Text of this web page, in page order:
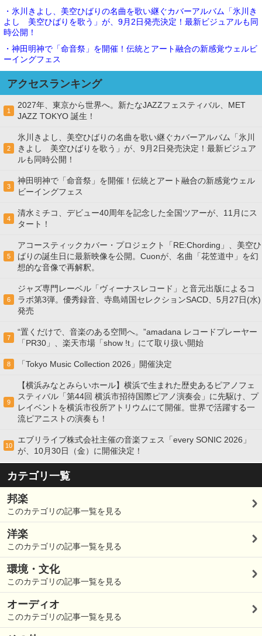
・氷川きよし、美空ひばりの名曲を歌い継ぐカバーアルバム「氷川き
よし 美空ひばりを歌う」が、9月2日発売決定！最新ビジュアルも同
時公開！
・神田明神で「命音祭」を開催！伝統とアート融合の新感覚ウェルビ
ーイングフェス
アクセスランキング
1
2027年、東京から世界へ。新たなJAZZフェスティバル、MET
JAZZ TOKYO 誕生！
2
氷川きよし、美空ひばりの名曲を歌い継ぐカバーアルバム「氷川
きよし 美空ひばりを歌う」が、9月2日発売決定！最新ビジュア
ルも同時公開！
3
神田明神で「命音祭」を開催！伝統とアート融合の新感覚ウェル
ビーイングフェス
4
清水ミチコ、デビュー40周年を記念した全国ツアーが、11月にス
タート！
5
アコースティックカバー・プロジェクト「RE:Chording」、美空ひ
ばりの誕生日に最新映像を公開。Cuonが、名曲「花笠道中」を幻
想的な音像で再解釈。
6
ジャズ専門レーベル「ヴィーナスレコード」と音元出版によるコ
ラボ第3弾。優秀録音、寺島靖国セレクションSACD、5月27日(水)
発売
7
“置くだけで、音楽のある空間へ。”amadana レコードプレーヤー
「PR30」、楽天市場「show !t」にて取り扱い開始
8 「Tokyo Music Collection 2026」開催決定
9
【横浜みなとみらいホール】横浜で生まれた歴史あるピアノフェ
スティバル「第44回 横浜市招待国際ピアノ演奏会」に先駆け、プ
レイベントを横浜市役所アトリウムにて開催。世界で活躍する一
流ピアニストの演奏も！
10
エブリライブ株式会社主催の音楽フェス「every SONIC 2026」
が、10月30日（金）に開催決定！
カテゴリ一覧
邦楽
このカテゴリの記事一覧を見る
洋楽
このカテゴリの記事一覧を見る
環境・文化
このカテゴリの記事一覧を見る
オーディオ
このカテゴリの記事一覧を見る